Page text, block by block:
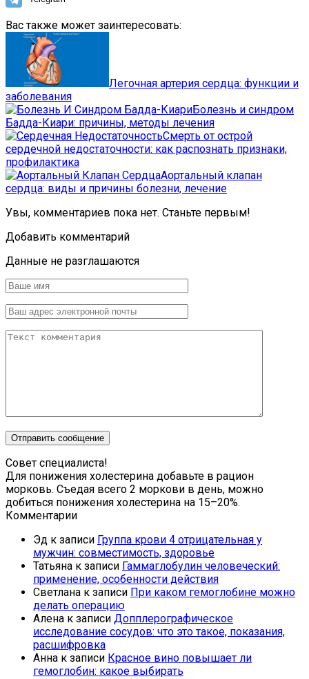
Вас также может заинтересовать:
Легочная артерия сердца: функции и
заболевания
Болезнь и синдром
Бадда-Киари: причины, методы лечения
Смерть от острой
сердечной недостаточности: как распознать признаки,
профилактика
Аортальный клапан
сердца: виды и причины болезни, лечение
Увы, комментариев пока нет. Станьте первым!
Добавить комментарий
Данные не разглашаются
Совет специалиста!
Для понижения холестерина добавьте в рацион
морковь. Съедая всего 2 моркови в день, можно
добиться понижения холестерина на 15–20%.
Комментарии
Эд к записи Группа крови 4 отрицательная у
мужчин: совместимость, здоровье
Татьяна к записи Гаммаглобулин человеческий:
применение, особенности действия
Светлана к записи При каком гемоглобине можно
делать операцию
Алена к записи Допплерографическое
исследование сосудов: что это такое, показания,
расшифровка
Анна к записи Красное вино повышает ли
гемоглобин: какое выбирать